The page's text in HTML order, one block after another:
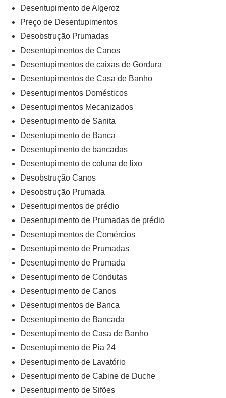
Desentupimento de Algeroz
Preço de Desentupimentos
Desobstrução Prumadas
Desentupimentos de Canos
Desentupimentos de caixas de Gordura
Desentupimentos de Casa de Banho
Desentupimentos Domésticos
Desentupimentos Mecanizados
Desentupimento de Sanita
Desentupimento de Banca
Desentupimento de bancadas
Desentupimento de coluna de lixo
Desobstrução Canos
Desobstrução Prumada
Desentupimentos de prédio
Desentupimento de Prumadas de prédio
Desentupimentos de Comércios
Desentupimento de Prumadas
Desentupimento de Prumada
Desentupimento de Condutas
Desentupimento de Canos
Desentupimentos de Banca
Desentupimento de Bancada
Desentupimento de Casa de Banho
Desentupimento de Pia 24
Desentupimento de Lavatório
Desentupimento de Cabine de Duche
Desentupimento de Sifões